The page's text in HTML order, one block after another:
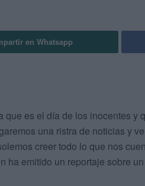
en Whatsapp
que es el día de los inocentes y
una ristra de noticias y
creer todo lo que nos
ha emitido un reportaje sobre